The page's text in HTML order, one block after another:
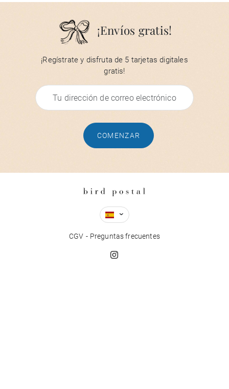
¡Envíos gratis!
¡Regístrate y disfruta de 5 tarjetas digitales
gratis!
COMENZAR
CGV Preguntas frecuentes